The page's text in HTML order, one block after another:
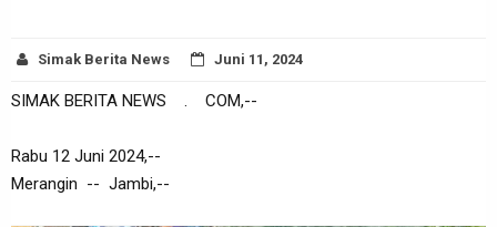
Simak Berita News Juni 11, 2024
SIMAK BERITA NEWS . COM,--
Rabu 12 Juni 2024,--
Merangin -- Jambi,--